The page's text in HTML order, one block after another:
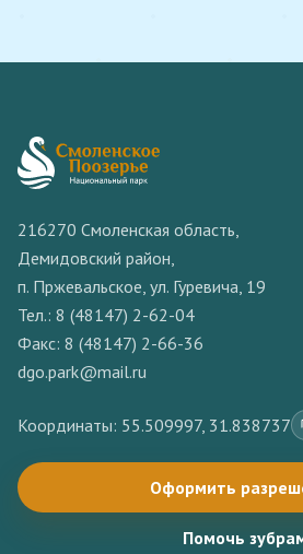
216270 Смоленская область,
Демидовский район,
п. Пржевальское, ул. Гуревича, 19
Тел.: 8 (48147) 2-62-04
Факс: 8 (48147) 2-66-36
dgo.park@mail.ru
Координаты: 55.509997, 31.838737
Оформить
Помочь